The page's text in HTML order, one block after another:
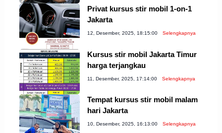
Privat kursus stir mobil 1-on-1
Jakarta
12, Desember, 2025, 18:15:00 Selengkapnya
Kursus stir mobil Jakarta Timur
harga terjangkau
11, Desember, 2025, 17:14:00 Selengkapnya
Tempat kursus stir mobil malam
hari Jakarta
10, Desember, 2025, 16:13:00 Selengkapnya